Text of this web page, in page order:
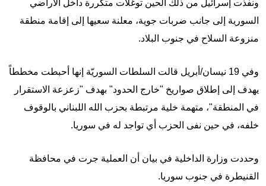
ونفذت إسرائيل من ذلك الحين توغلات متكررة داخل الأراضي
السورية إلى جانب ضربات جوية، معلنة سعيها إلى إقامة منطقة
منزوعة السلاح في جنوب البلاد.
وفي 19 نيسان/أبريل قالت السلطات السوريّة إنها أحبطت مخططاً
يهدف إلى إطلاق صواريخ "خارج الحدود" بهدف "زعزعة الاستقرار
في المنطقة"، متهمة خلية مرتبطة بحزب الله اللبناني بالوقوف
خلفه، في حين نفى الحزب أي تواجد له في سوريا.
وحددت وزارة الداخلية في بيان أن العملية جرت في محافظة
القنيطرة في جنوب سوريا.